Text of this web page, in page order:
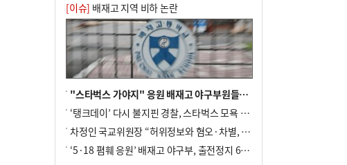
[이슈] 배재고 지역 비하 논란
"스타벅스 가야지" 응원 배재고 야구부원들, 학교서 징계 처분
‘탱크데이’ 다시 불지핀 경찰, 스타벅스 모욕 혐의 압수수색
차정인 국교위원장 “허위정보와 혐오·차별, 학교 교실까지 유입"
‘5·18 폄훼 응원’ 배재고 야구부, 출전정지 6개월→1개월 감경